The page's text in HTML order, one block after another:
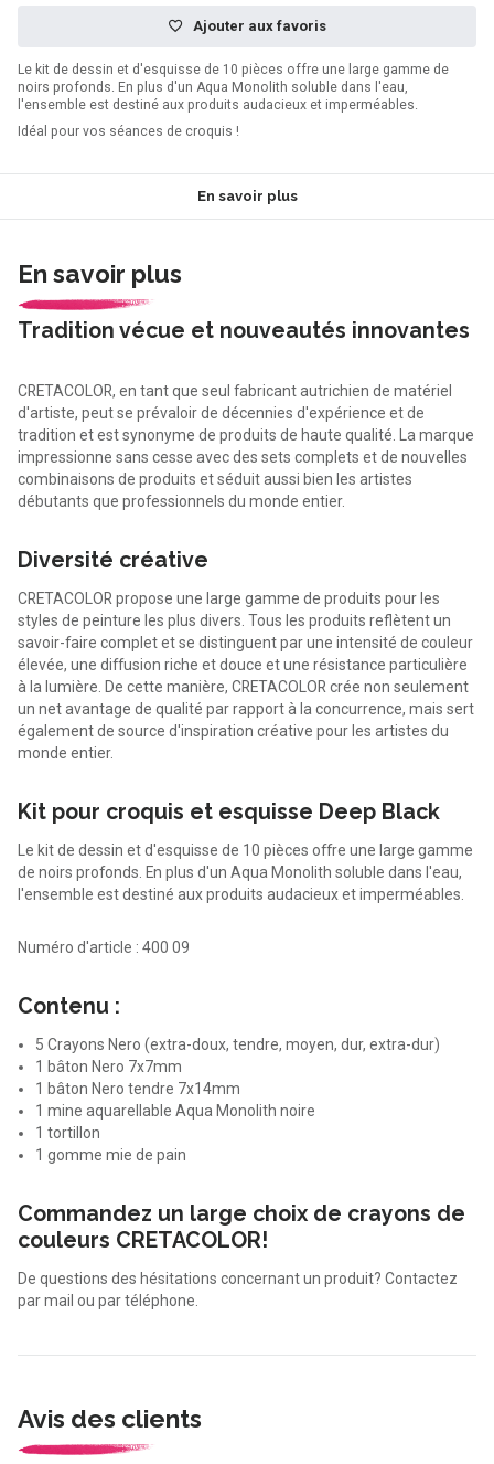
Ajouter aux favoris
Le kit de dessin et d'esquisse de 10 pièces offre une large gamme de
noirs profonds. En plus d'un Aqua Monolith soluble dans l'eau,
l'ensemble est destiné aux produits audacieux et imperméables.
Idéal pour vos séances de croquis !
En savoir plus
En savoir plus
Tradition vécue et nouveautés innovantes
CRETACOLOR, en tant que seul fabricant autrichien de matériel
d'artiste, peut se prévaloir de décennies d'expérience et de
tradition et est synonyme de produits de haute qualité. La marque
impressionne sans cesse avec des sets complets et de nouvelles
combinaisons de produits et séduit aussi bien les artistes
débutants que professionnels du monde entier.
Diversité créative
CRETACOLOR propose une large gamme de produits pour les
styles de peinture les plus divers. Tous les produits reflètent un
savoir-faire complet et se distinguent par une intensité de couleur
élevée, une diffusion riche et douce et une résistance particulière
à la lumière. De cette manière, CRETACOLOR crée non seulement
un net avantage de qualité par rapport à la concurrence, mais sert
également de source d'inspiration créative pour les artistes du
monde entier.
Kit pour croquis et esquisse Deep Black
Le kit de dessin et d'esquisse de 10 pièces offre une large gamme
de noirs profonds. En plus d'un Aqua Monolith soluble dans l'eau,
l'ensemble est destiné aux produits audacieux et imperméables.
Numéro d'article : 400 09
Contenu :
5 Crayons Nero (extra-doux, tendre, moyen, dur, extra-dur)
1 bâton Nero 7x7mm
1 bâton Nero tendre 7x14mm
1 mine aquarellable Aqua Monolith noire
1 tortillon
1 gomme mie de pain
Commandez un large choix de crayons de
couleurs CRETACOLOR!
De questions des hésitations concernant un produit? Contactez
par mail ou par téléphone.
Avis des clients